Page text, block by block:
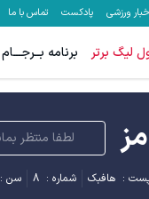
ورزشی پادکست تماس با ما
لیگ برتر برنامه بــرجـــام
لطفا منتظر
: هافبک شماره : 8 سن :